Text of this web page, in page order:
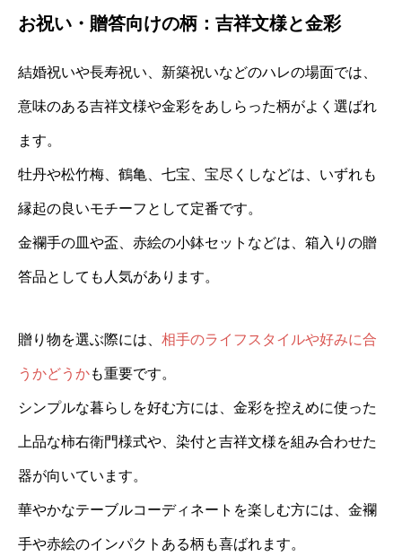
お祝い・贈答向けの柄：吉祥文様と金彩
結婚祝いや長寿祝い、新築祝いなどのハレの場面では、
意味のある吉祥文様や金彩をあしらった柄がよく選ばれ
ます。
牡丹や松竹梅、鶴亀、七宝、宝尽くしなどは、いずれも
縁起の良いモチーフとして定番です。
金襴手の皿や盃、赤絵の小鉢セットなどは、箱入りの贈
答品としても人気があります。
贈り物を選ぶ際には、 相手のライフスタイルや好みに合
うかどうかも重要です。
シンプルな暮らしを好む方には、金彩を控えめに使った
上品な柿右衛門様式や、染付と吉祥文様を組み合わせた
器が向いています。
華やかなテーブルコーディネートを楽しむ方には、金襴
手や赤絵のインパクトある柄も喜ばれます。